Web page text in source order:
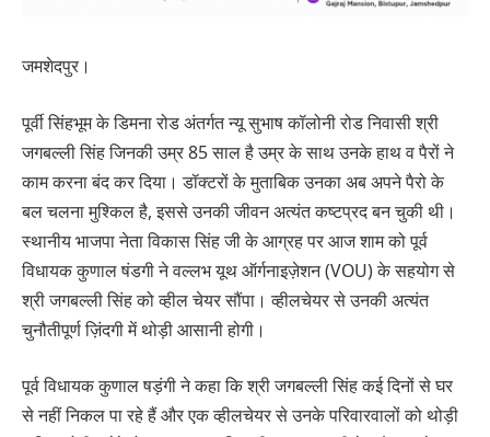
जमशेदपुर।
पूर्वी सिंहभूम के डिमना रोड अंतर्गत न्यू सुभाष कॉलोनी रोड निवासी श्री
जगबल्ली सिंह जिनकी उम्र 85 साल है उम्र के साथ उनके हाथ व पैरों ने
काम करना बंद कर दिया। डॉक्टरों के मुताबिक उनका अब अपने पैरो के
बल चलना मुश्किल है, इससे उनकी जीवन अत्यंत कष्टप्रद बन चुकी थी।
स्थानीय भाजपा नेता विकास सिंह जी के आग्रह पर आज शाम को पूर्व
विधायक कुणाल षंडगी ने वल्लभ यूथ ऑर्गनाइज़ेशन (VOU) के सहयोग से
श्री जगबल्ली सिंह को व्हील चेयर सौंपा। व्हीलचेयर से उनकी अत्यंत
चुनौतीपूर्ण ज़िंदगी में थोड़ी आसानी होगी।
पूर्व विधायक कुणाल षड़ंगी ने कहा कि श्री जगबल्ली सिंह कई दिनों से घर
से नहीं निकल पा रहे हैं और एक व्हीलचेयर से उनके परिवारवालों को थोड़ी